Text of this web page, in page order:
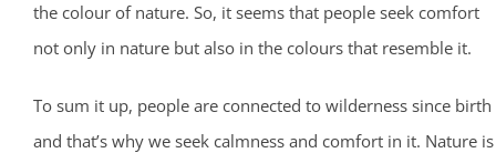
the colour of nature. So, it seems that people seek comfort
not only in nature but also in the colours that resemble it.
To sum it up, people are connected to wilderness since birth
and that’s why we seek calmness and comfort in it. Nature is